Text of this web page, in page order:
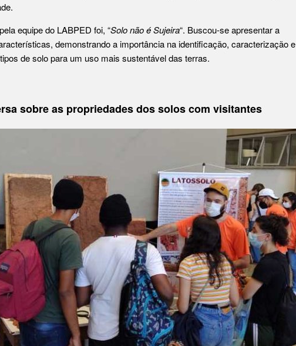
equipe do LABPED foi, “Solo não é Sujeira“. Buscou-se apresentar a
demonstrando a importância na identificação, caracterização e
de solo para um uso mais sustentável das terras.
sobre as propriedades dos solos com visitantes